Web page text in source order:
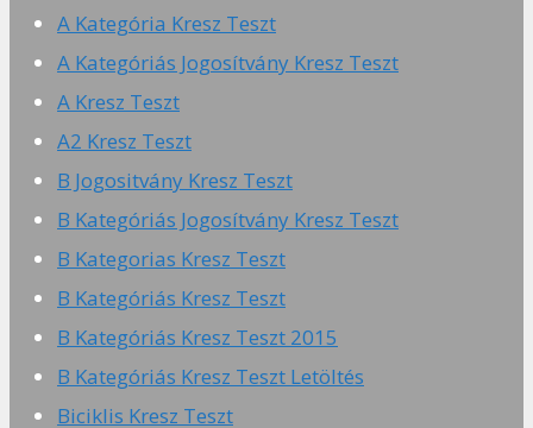
A Kategória Kresz Teszt
A Kategóriás Jogosítvány Kresz Teszt
A Kresz Teszt
A2 Kresz Teszt
B Jogositvány Kresz Teszt
B Kategóriás Jogosítvány Kresz Teszt
B Kategorias Kresz Teszt
B Kategóriás Kresz Teszt
B Kategóriás Kresz Teszt 2015
B Kategóriás Kresz Teszt Letöltés
Biciklis Kresz Teszt